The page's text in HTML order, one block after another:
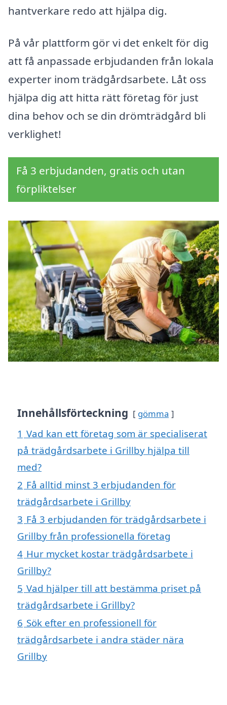
hantverkare redo att hjälpa dig.
På vår plattform gör vi det enkelt för dig
att få anpassade erbjudanden från lokala
experter inom trädgårdsarbete. Låt oss
hjälpa dig att hitta rätt företag för just
dina behov och se din drömträdgård bli
verklighet!
Få 3 erbjudanden, gratis och utan
förpliktelser
Innehållsförteckning gömma
1 Vad kan ett företag som är specialiserat
på trädgårdsarbete i Grillby hjälpa till
med?
2 Få alltid minst 3 erbjudanden för
trädgårdsarbete i Grillby
3 Få 3 erbjudanden för trädgårdsarbete i
Grillby från professionella företag
4 Hur mycket kostar trädgårdsarbete i
Grillby?
5 Vad hjälper till att bestämma priset på
trädgårdsarbete i Grillby?
6 Sök efter en professionell för
trädgårdsarbete i andra städer nära
Grillby